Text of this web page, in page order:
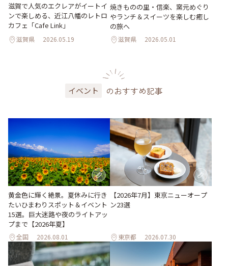
滋賀で人気のエクレアがイートイ
ンで楽しめる、近江八幡のレトロ
カフェ「Cafe Link」
滋賀県 2026.05.19
焼きものの里・信楽、窯元めぐり
やランチ＆スイーツを楽しむ癒し
の旅へ
滋賀県 2026.05.01
イベント のおすすめ記事
黄金色に輝く絶景。夏休みに行き
たいひまわりスポット＆イベント
15選。巨大迷路や夜のライトアッ
プまで【2026年夏】
全国 2026.08.01
【2026年7月】東京ニューオープ
ン23選
東京都 2026.07.30